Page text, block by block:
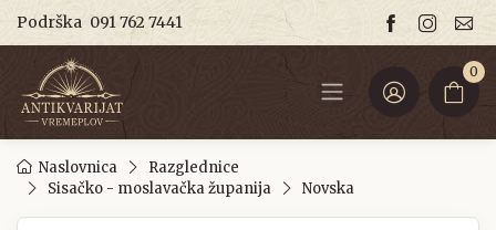
Podrška 091 762 7441
0
Naslovnica
Razglednice
Sisačko - moslavačka županija
Novska